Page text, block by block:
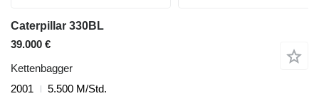
Caterpillar 330BL
39.000 €
Kettenbagger
2001
5.500 M/Std.